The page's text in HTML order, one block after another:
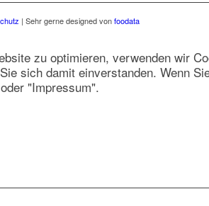
| Sehr gerne designed vonfoodata
zu optimieren, verwenden wir
sich damit einverstanden. Wenn
"Impressum".